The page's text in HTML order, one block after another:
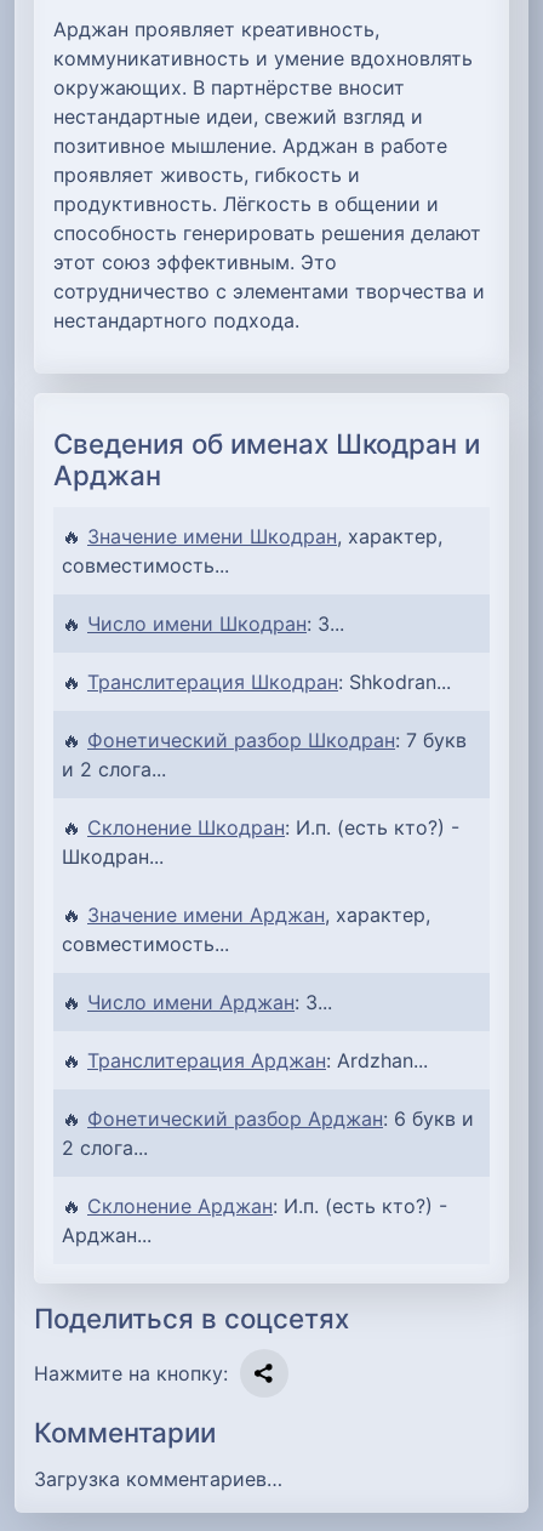
Арджан проявляет креативность,
коммуникативность и умение вдохновлять
окружающих. В партнёрстве вносит
нестандартные идеи, свежий взгляд и
позитивное мышление. Арджан в работе
проявляет живость, гибкость и
продуктивность. Лёгкость в общении и
способность генерировать решения делают
этот союз эффективным. Это
сотрудничество с элементами творчества и
нестандартного подхода.
Сведения об именах Шкодран и
Арджан
🔥 Значение имени Шкодран, характер,
совместимость...
🔥 Число имени Шкодран: 3...
🔥 Транслитерация Шкодран: Shkodran...
🔥 Фонетический разбор Шкодран: 7 букв
и 2 слога...
🔥 Склонение Шкодран: И.п. (есть кто?) -
Шкодран...
🔥 Значение имени Арджан, характер,
совместимость...
🔥 Число имени Арджан: 3...
🔥 Транслитерация Арджан: Ardzhan...
🔥 Фонетический разбор Арджан: 6 букв и
2 слога...
🔥 Склонение Арджан: И.п. (есть кто?) -
Арджан...
Поделиться в соцсетях
Нажмите на кнопку:
Комментарии
Загрузка комментариев…